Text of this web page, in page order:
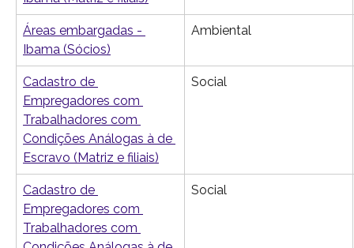
Áreas embargadas -
Ibama (Sócios)
Ambiental
Cadastro de
Empregadores com
Trabalhadores com
Condições Análogas à de
Escravo (Matriz e filiais)
Social
Cadastro de
Empregadores com
Trabalhadores com
Social